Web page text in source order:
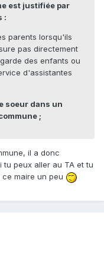
est justifiée par
:
parents lorsqu'ils
pas directement
des enfants ou
d'assistantes
soeur dans un
;
il a donc
peux aller au TA et tu
maire un peu